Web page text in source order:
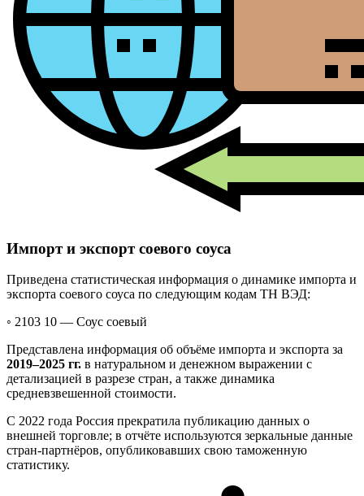
Импорт и экспорт соевого соуса
Приведена статистическая информация о динамике импорта и
экспорта соевого соуса по следующим кодам ТН ВЭД:
◦ 2103 10 — Соус соевый
Представлена информация об объёме импорта и экспорта за
2019–2025 гг. в натуральном и денежном выражении с
детализацией в разрезе стран, а также динамика
средневзвешенной стоимости.
С 2022 года Россия прекратила публикацию данных о
внешней торговле; в отчёте используются зеркальные данные
стран-партнёров, опубликовавших свою таможенную
статистику.